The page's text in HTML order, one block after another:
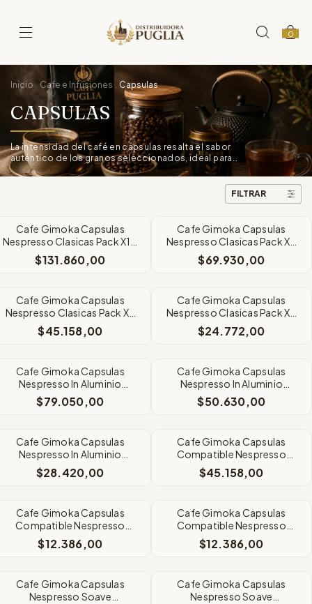
0
Inicio . Cafe e Infusiones . Capsulas
CAPSULAS
La intensidad del café en cápsulas resalta el sabor
auténtico de los granos seleccionados, ideal para
disfrutar en cada momento.
FILTRAR
Cafe Gimoka Capsulas
Nespresso Clasicas Pack X10
A Eleccion
$131.860,00
Cafe Gimoka Capsulas
Nespresso Clasicas Pack X5
A Eleccion
$69.930,00
Cafe Gimoka Capsulas
Nespresso Clasicas Pack X3
A Eleccion
$45.158,00
Cafe Gimoka Capsulas
Nespresso Clasicas Pack X2
A Eleccion
$24.772,00
Cafe Gimoka Capsulas
Nespresso In Aluminio
PackX5 A Eleccion
$79.050,00
Cafe Gimoka Capsulas
Nespresso In Aluminio
PackX3 A Eleccion
$50.630,00
Cafe Gimoka Capsulas
Nespresso In Aluminio
PackX2 A Eleccion
$28.420,00
Cafe Gimoka Capsulas
Compatible Nespresso
Vellutato Pack3X10
$45.158,00
Cafe Gimoka Capsulas
Compatible Nespresso
Vellutato X10
$12.386,00
Cafe Gimoka Capsulas
Compatible Nespresso
Lungo X10
$12.386,00
Cafe Gimoka Capsulas
Nespresso Soave
Cafe Gimoka Capsulas
Nespresso Soave